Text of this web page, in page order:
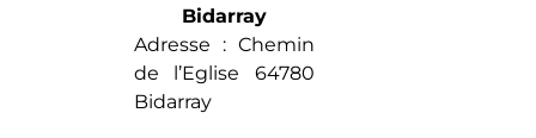
Bidarray
Adresse : Chemin
de l’Eglise 64780
Bidarray